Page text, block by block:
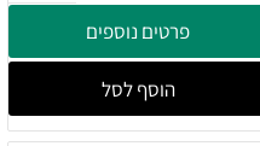
פרטים נוספים
הוסף לסל